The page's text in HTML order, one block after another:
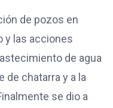
de pozos en
y las acciones
de agua
de chatarra y a la
se dio a